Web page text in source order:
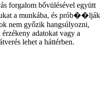
forgalom bővülésével együtt
a munkába, és prób��lják
nem győzik hangsúlyozni,
adatokat vagy a
lehet a háttérben.